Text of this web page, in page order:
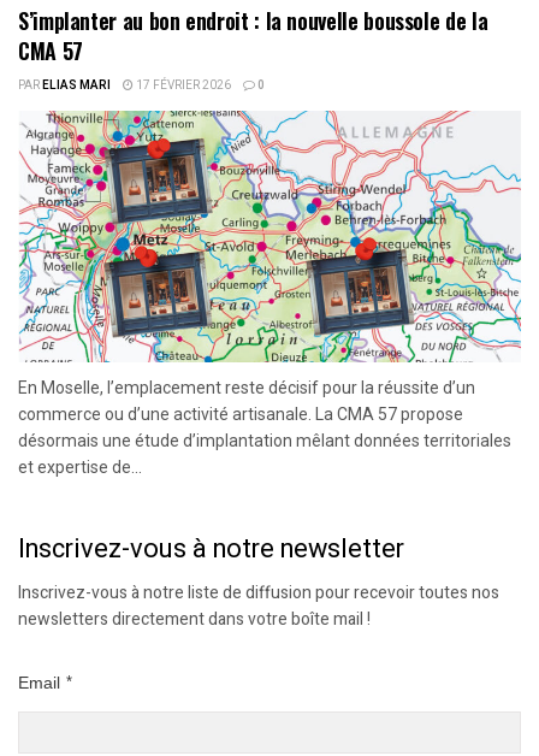
S’implanter au bon endroit : la nouvelle boussole de la
CMA 57
PARELIAS MARI 17 FÉVRIER 2026 0
En Moselle, l’emplacement reste décisif pour la réussite d’un
commerce ou d’une activité artisanale. La CMA 57 propose
désormais une étude d’implantation mêlant données territoriales
et expertise de...
Inscrivez-vous à notre newsletter
Inscrivez-vous à notre liste de diffusion pour recevoir toutes nos
newsletters directement dans votre boîte mail !
Email *